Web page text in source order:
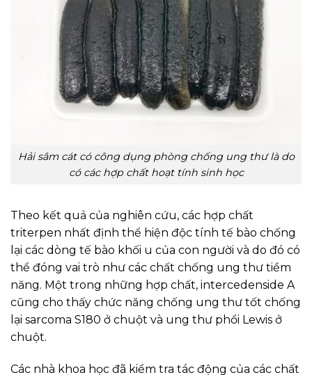
Hải sâm cát có công dụng phòng chống ung thư là do
có các hợp chất hoạt tính sinh học
Theo kết quả của nghiên cứu, các hợp chất
triterpen nhất định thể hiện độc tính tế bào chống
lại các dòng tế bào khối u của con người và do đó có
thể đóng vai trò như các chất chống ung thư tiềm
năng. Một trong những hợp chất, intercedenside A
cũng cho thấy chức năng chống ung thư tốt chống
lại sarcoma S180 ở chuột và ung thư phổi Lewis ở
chuột.
Các nhà khoa học đã kiểm tra tác động của các chất